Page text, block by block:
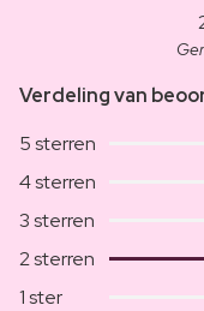
Verdeling van
5 sterren
4 sterren
3 sterren
2 sterren
1 ster